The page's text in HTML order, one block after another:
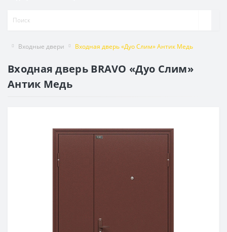
Входные двери Входная дверь «Дуо Слим» Антик Медь
Входная дверь BRAVO «Дуо Слим»
Антик Медь